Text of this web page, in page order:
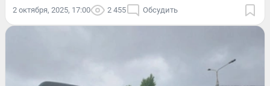
2 октября, 2025, 17:00 2 455 Обсудить